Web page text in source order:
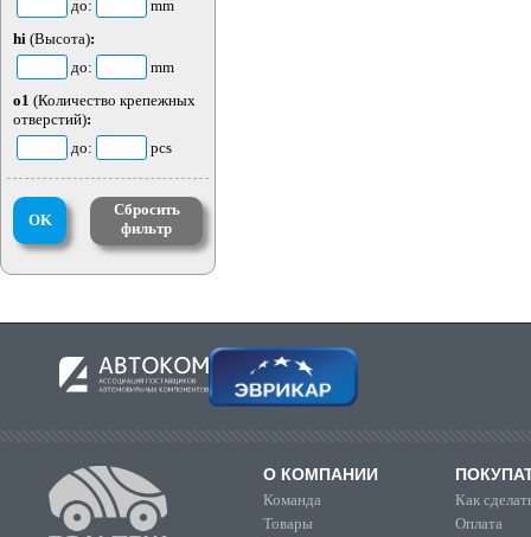
до:
mm
hi (Высота):
до:
mm
o1 (Количество крепежных
отверстий):
до:
pcs
OK
Сбросить
фильтр
О КОМПАНИИ
Команда
Товары
Как
Оплата